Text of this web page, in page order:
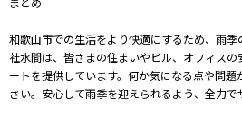
和歌山市での生活をより快適にするため、雨
社水間は、皆さまの住まいやビル、オフィス
ートを提供しています。何か気になる点や問
さい。安心して雨季を迎えられるよう、全力で